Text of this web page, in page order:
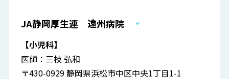
JA静岡厚生連 遠州病院
【小児科】
医師：三枝 弘和
〒430-0929 静岡県浜松市中区中央1丁目1-1